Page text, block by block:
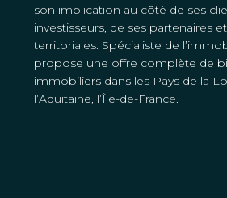
son implication au côté de ses
investisseurs, de ses partenaires
territoriales. Spécialiste de
propose une offre complète de
immobiliers dans les Pays de la
l’Aquitaine, l’Île-de-France.